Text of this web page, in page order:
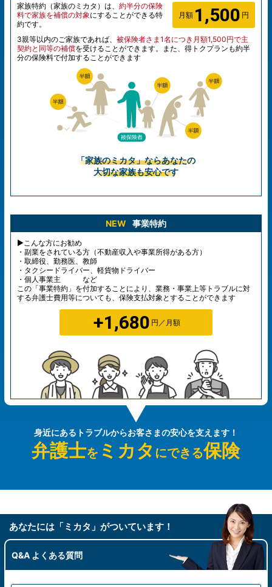
家族特約（家族のミカタ）は、 約半分の保険
料で家族を補償の対象 にすることができる特
約です。
月額 1,500 円
3親等以内のご家族であれば、 被保険者さま1名につき月額1,500円で主
契約と同等の補償を受けることができます。また、得トクプランも約半
分の保険料で付加することができます
「家族のミカタ」ならあなたの
大切な家族も安心です
NEW 事業特約
▶こんな方にお勧め
・副業をされている方（不動産収入や事業所得がある方）
・取締役、勤務医、教師
・タクシードライバー、軽貨物ドライバー
・個人事業主 など
この「事業特約」を付加することにより、業務・事業上等トラブルに対
する弁護士費用等についても、保険支払対象とすることができます
+1,680 円／月額
身近にあるトラブルからお客さまの安心を支えます！
弁護士を ミカタ にできる保険
あなたには「ミカタ」がついています！
Q&A よくある質問